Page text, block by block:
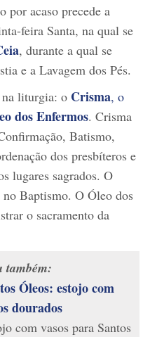
por acaso precede a
feira Santa, na qual se
, durante a qual se
e a Lavagem dos Pés.
na liturgia: o Crisma, o
dos Enfermos. Crisma
Batismo,
dos presbíteros e
lugares sagrados. O
no Baptismo. O Óleo dos
o sacramento da
também:
Óleos: estojo com
dourados
com vasos para Santos